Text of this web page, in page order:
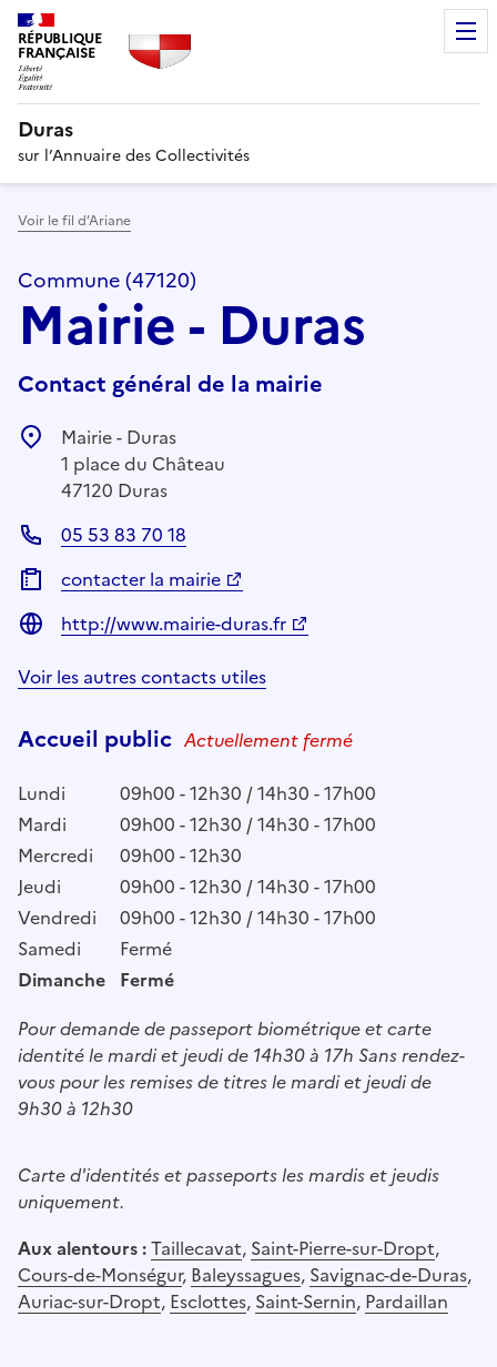
RÉPUBLIQUE
FRANÇAISE
Duras
sur l’Annuaire des Collectivités
Voir le fil d’Ariane
Commune (47120)
Mairie - Duras
Contact général de la mairie
Mairie - Duras
1 place du Château
47120 Duras
05 53 83 70 18
contacter la mairie
http://www.mairie-duras.fr
Voir les autres contacts utiles
Accueil public Actuellement fermé
Lundi
09h00 - 12h30 / 14h30 - 17h00
Mardi
09h00 - 12h30 / 14h30 - 17h00
Mercredi
09h00 - 12h30
Jeudi
09h00 - 12h30 / 14h30 - 17h00
Vendredi
09h00 - 12h30 / 14h30 - 17h00
Samedi
Fermé
Dimanche Fermé
Pour demande de passeport biométrique et carte
identité le mardi et jeudi de 14h30 à 17h Sans rendez-
vous pour les remises de titres le mardi et jeudi de
9h30 à 12h30
Carte d'identités et passeports les mardis et jeudis
uniquement.
Aux alentours :Taillecavat, Saint-Pierre-sur-Dropt,
Cours-de-Monségur, Baleyssagues, Savignac-de-Duras,
Auriac-sur-Dropt, Esclottes, Saint-Sernin, Pardaillan